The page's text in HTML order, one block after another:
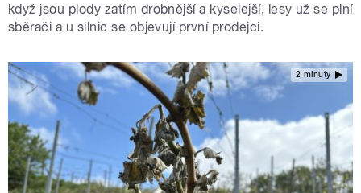
když jsou plody zatím drobnější a kyselejší, lesy už se plní
sběrači a u silnic se objevují první prodejci.
2 minuty